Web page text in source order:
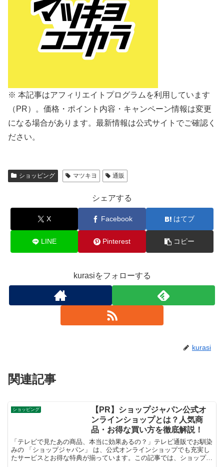
※ 本記事はアフィリエイトプログラムを利用しています
（PR）。価格・ポイント内容・キャンペーン情報は変更
になる場合があります。最新情報は公式サイトでご確認く
ださい。
ショッピング マツキヨ 通販
シェアする
X Facebook はてブ
LINE Pinterest コピー
kurasiをフォローする
kurasi
関連記事
ショッピング
【PR】ショップジャパン公式オ
ンラインショップとは？人気商
品・お得な買い方を徹底解説！
「テレビで見たあの商品、本当に効果あるの？」テレビ通販でお馴染
みの 「ショップジャパン」 は、公式オンラインショップでも充実し
たサービスとお得な特典が揃っています。この記事では、ショップジ